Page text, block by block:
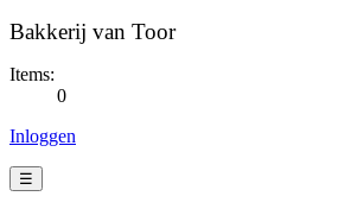
Bakkerij van Toor
Items:
0
Inloggen
☰